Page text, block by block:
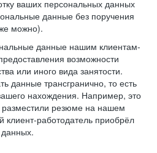
ваших персональных данных
данные без поручения
можно).
данные нашим клиентам-
возможности
или иного вида занятости.
данные трансгранично, то есть
нахождения. Например, это
разместили резюме на нашем
клиент-работодатель приобрёл